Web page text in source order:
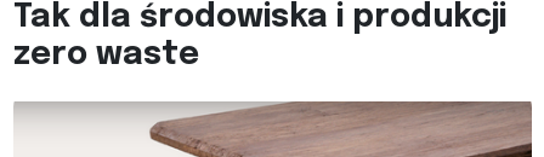
Tak dla środowiska i produkcji
zero waste